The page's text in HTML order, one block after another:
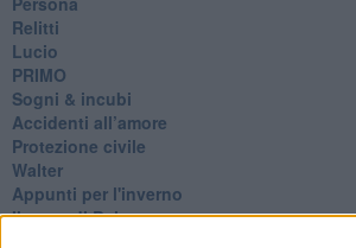
Relitti
Lucio
PRIMO
Sogni & incubi
Accidenti all’amore
Protezione civile
Walter
Appunti per l'inverno
Il muro di Baj